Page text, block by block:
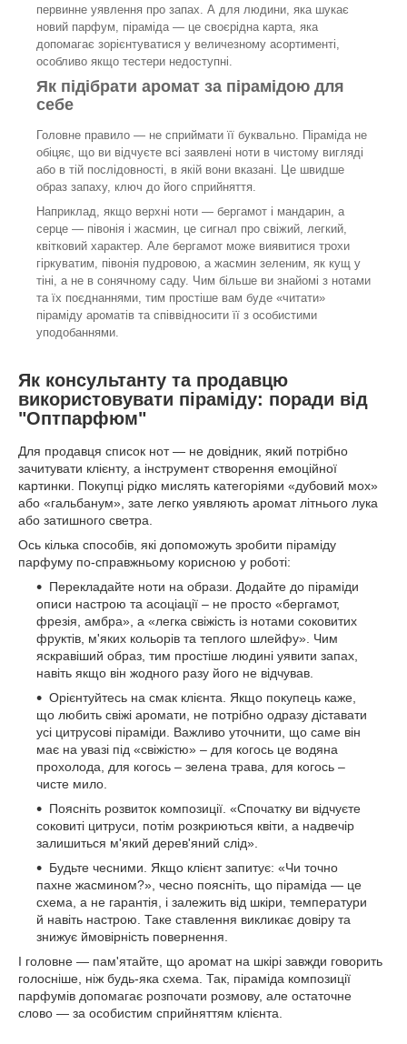
первинне уявлення про запах. А для людини, яка шукає
новий парфум, піраміда — це своєрідна карта, яка
допомагає зорієнтуватися у величезному асортименті,
особливо якщо тестери недоступні.
Як підібрати аромат за пірамідою для
себе
Головне правило — не сприймати її буквально. Піраміда не
обіцяє, що ви відчуєте всі заявлені ноти в чистому вигляді
або в тій послідовності, в якій вони вказані. Це швидше
образ запаху, ключ до його сприйняття.
Наприклад, якщо верхні ноти — бергамот і мандарин, а
серце — півонія і жасмин, це сигнал про свіжий, легкий,
квітковий характер. Але бергамот може виявитися трохи
гіркуватим, півонія пудровою, а жасмин зеленим, як кущ у
тіні, а не в сонячному саду. Чим більше ви знайомі з нотами
та їх поєднаннями, тим простіше вам буде «читати»
піраміду ароматів та співвідносити її з особистими
уподобаннями.
Як консультанту та продавцю
використовувати піраміду: поради від
"Оптпарфюм"
Для продавця список нот — не довідник, який потрібно
зачитувати клієнту, а інструмент створення емоційної
картинки. Покупці рідко мислять категоріями «дубовий мох»
або «гальбанум», зате легко уявляють аромат літнього лука
або затишного светра.
Ось кілька способів, які допоможуть зробити піраміду
парфуму по-справжньому корисною у роботі:
Перекладайте ноти на образи. Додайте до піраміди
описи настрою та асоціації – не просто «бергамот,
фрезія, амбра», а «легка свіжість із нотами соковитих
фруктів, м'яких кольорів та теплого шлейфу». Чим
яскравіший образ, тим простіше людині уявити запах,
навіть якщо він жодного разу його не відчував.
Орієнтуйтесь на смак клієнта. Якщо покупець каже,
що любить свіжі аромати, не потрібно одразу діставати
усі цитрусові піраміди. Важливо уточнити, що саме він
має на увазі під «свіжістю» – для когось це водяна
прохолода, для когось – зелена трава, для когось –
чисте мило.
Поясніть розвиток композиції. «Спочатку ви відчуєте
соковиті цитруси, потім розкриються квіти, а надвечір
залишиться м'який дерев'яний слід».
Будьте чесними. Якщо клієнт запитує: «Чи точно
пахне жасмином?», чесно поясніть, що піраміда — це
схема, а не гарантія, і залежить від шкіри, температури
й навіть настрою. Таке ставлення викликає довіру та
знижує ймовірність повернення.
І головне — пам'ятайте, що аромат на шкірі завжди говорить
голосніше, ніж будь-яка схема. Так, піраміда композиції
парфумів допомагає розпочати розмову, але остаточне
слово — за особистим сприйняттям клієнта.